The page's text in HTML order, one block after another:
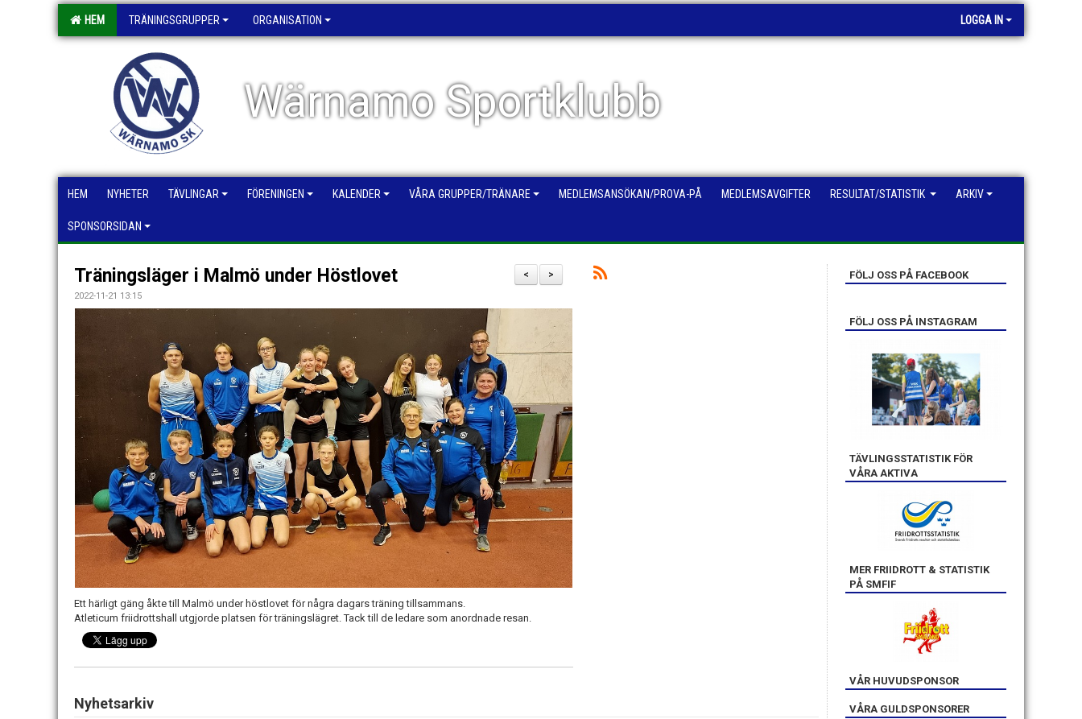
HEM TRÄNINGSGRUPPER ORGANISATION LOGGA IN
Wärnamo Sportklubb
HEM NYHETER TÄVLINGAR FÖRENINGEN KALENDER VÅRA GRUPPER/TRÄNARE MEDLEMSANSÖKAN/PROVA-PÅ MEDLEMSAVGIFTER RESULTAT/STATISTIK ARKIV
SPONSORSIDAN
>
<
Träningsläger i Malmö under Höstlovet
2022-11-21 13:15
Ett härligt gäng åkte till Malmö under höstlovet för några dagars träning tillsammans.
Atleticum friidrottshall utgjorde platsen för träningslägret. Tack till de ledare som anordnade resan.
Nyhetsarkiv
FÖLJ OSS PÅ FACEBOOK
FÖLJ OSS PÅ INSTAGRAM
TÄVLINGSSTATISTIK FÖR
VÅRA AKTIVA
MER FRIIDROTT & STATISTIK
PÅ SMFIF
VÅR HUVUDSPONSOR
VÅRA GULDSPONSORER